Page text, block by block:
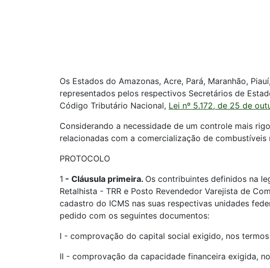
Os Estados do Amazonas, Acre, Pará, Maranhão,
representados pelos respectivos Secretários de
Código Tributário Nacional, Lei nº 5.172, de 25 de
Considerando a necessidade de um controle mais
relacionadas com a comercialização de
PROTOCOLO
1 - Cláusula primeira. Os contribuintes definidos na
Retalhista - TRR e Posto Revendedor Varejista de
cadastro do ICMS nas suas respectivas unidades
pedido com os seguintes documentos:
I - comprovação do capital social exigido, nos
II - comprovação da capacidade financeira exigida,